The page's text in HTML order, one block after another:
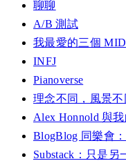
聊聊
A/B 測試
我最愛的三個
INFJ
Pianoverse
理念不同，風景不
Alex Honnold 與
BlogBlog 同樂會
Substack：只是另